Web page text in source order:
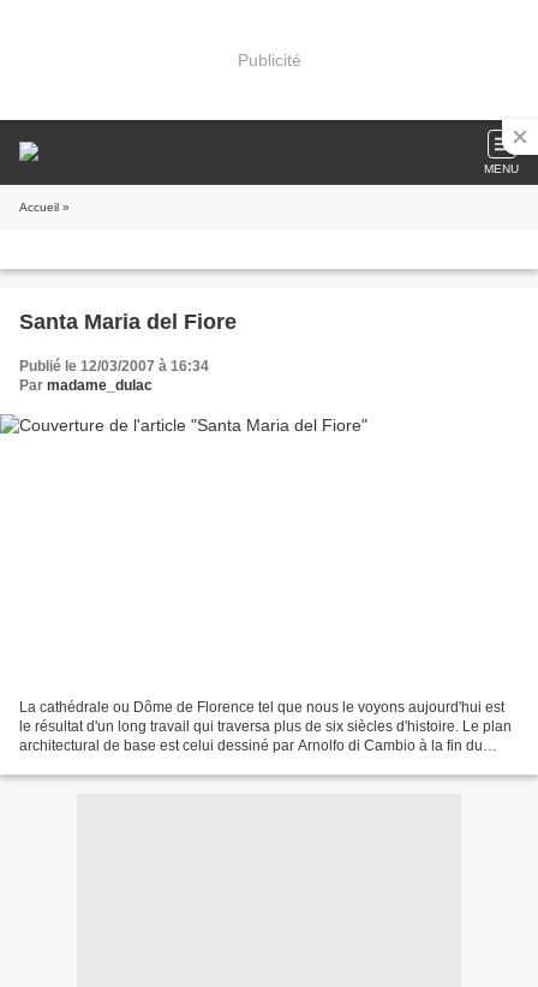
Publicité
MENU
Accueil »
Santa Maria del Fiore
Publié le 12/03/2007 à 16:34
Par madame_dulac
La cathédrale ou Dôme de Florence tel que nous le voyons aujourd'hui est
le résultat d'un long travail qui traversa plus de six siècles d'histoire. Le plan
architectural de base est celui dessiné par Arnolfo di Cambio à la fin du